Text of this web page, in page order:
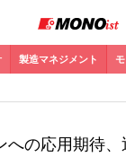
製造マネジメント
への応用期待